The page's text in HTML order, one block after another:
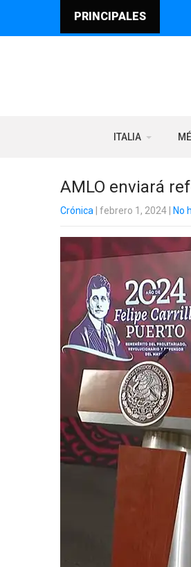
PRINCIPALES
ITALIA
AMLO enviará
Crónica | febrero 1, 2024 No